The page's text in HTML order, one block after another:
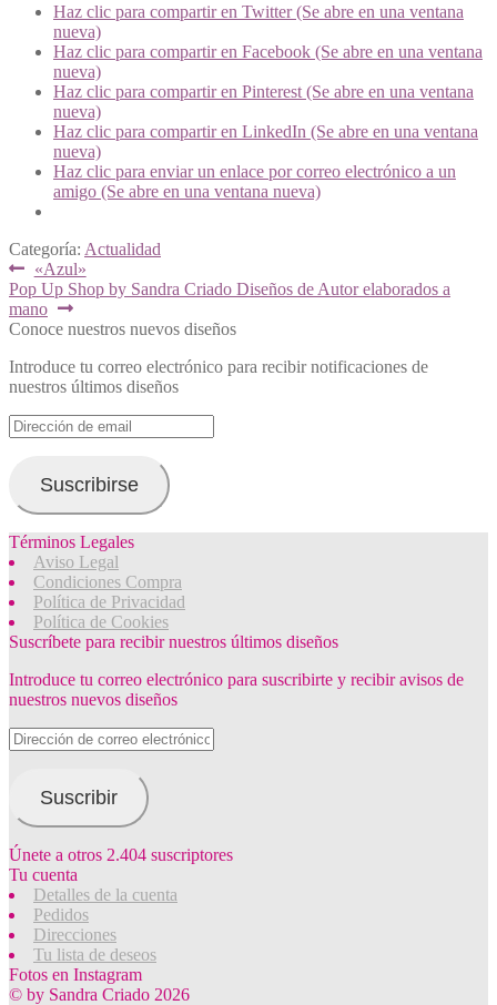
Haz clic para compartir en Twitter (Se abre en una ventana
nueva)
Haz clic para compartir en Facebook (Se abre en una ventana
nueva)
Haz clic para compartir en Pinterest (Se abre en una ventana
nueva)
Haz clic para compartir en LinkedIn (Se abre en una ventana
nueva)
Haz clic para enviar un enlace por correo electrónico a un
amigo (Se abre en una ventana nueva)
Categoría: Actualidad
Navegación
de
entradas
Anterior:
«Azul»
Siguiente:
Pop Up Shop by Sandra Criado Diseños de Autor elaborados a
mano
Conoce nuestros nuevos diseños
Introduce tu correo electrónico para recibir notificaciones de
nuestros últimos diseños
Dirección
de
Suscribirse
Términos Legales
Aviso Legal
Condiciones Compra
Política de Privacidad
Política de Cookies
Suscríbete para recibir nuestros últimos diseños
Introduce tu correo electrónico para suscribirte y recibir avisos de
nuestros nuevos diseños
Dirección
de
electrónico
Suscribir
Únete a otros 2.404 suscriptores
Tu cuenta
Detalles de la cuenta
Pedidos
Direcciones
Tu lista de deseos
Fotos en Instagram
© by Sandra Criado 2026